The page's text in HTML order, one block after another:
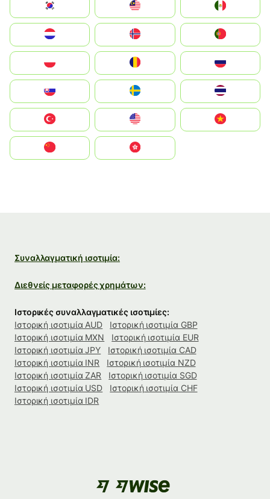
South Korea
United States
中國香港特別行政區
Συναλλαγματική ισοτιμία:
Διεθνείς μεταφορές χρημάτων:
Ιστορικές συναλλαγματικές ισοτιμίες:
Ιστορική ισοτιμία AUD
Ιστορική ισοτιμία GBP
Ιστορική ισοτιμία MXN
Ιστορική ισοτιμία EUR
Ιστορική ισοτιμία JPY
Ιστορική ισοτιμία CAD
Ιστορική ισοτιμία INR
Ιστορική ισοτιμία NZD
Ιστορική ισοτιμία ZAR
Ιστορική ισοτιμία SGD
Ιστορική ισοτιμία USD
Ιστορική ισοτιμία CHF
Ιστορική ισοτιμία IDR